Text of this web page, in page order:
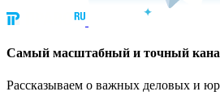
Cамый масштабный и точный
Рассказываем о важных деловых и